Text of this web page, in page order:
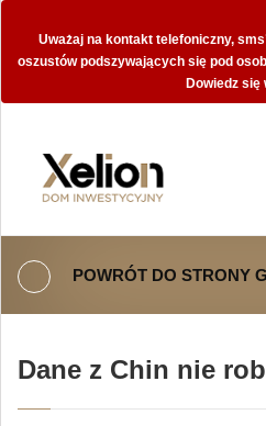
Uważaj na kontakt telefoniczny,
oszustów podszywających się pod
Dowiedz się
POWRÓT DO STRONY
Dane z Chin nie